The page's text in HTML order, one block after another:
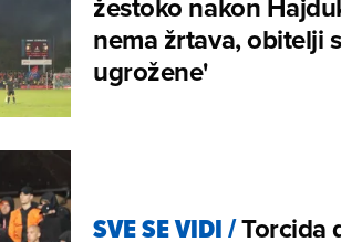
nema žrtava, obitelji
ugrožene'
SVE SE VIDI/Torcida